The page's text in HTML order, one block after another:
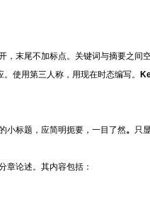
，末尾不加标点。关键词与摘要之间
使用第三人称，用现在时态编写。
小标题，应简明扼要，一目了然。 只
章论述。其内容包括：